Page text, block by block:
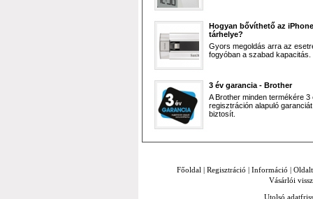
Hogyan bővíthető az iPhone
tárhelye?
Gyors megoldás arra az
fogyóban a szabad kapacitás.
3 év garancia - Brother
A Brother minden termékére 3
regisztráción alapuló garanciát
biztosít.
Főoldal | Regisztráció | Információ |
Vásárlói
Utolsó